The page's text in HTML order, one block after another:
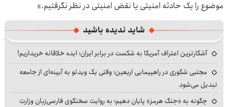
موضوع را یک حادثه امنیتی یا نقض امنیتی در نظر نگرفتیم.»
شاید ندیده باشید
آشکارترین اعتراف آمریکا به شکست در برابر ایران؛ ایده خلاقانه خریداریم!
مجتبی شکوری در راهپیمایی اربعین؛ وقتی یک ویدئو به آیینه‌ای از جامعه
تبدیل می‌شود
چگونه به «جنگ هرمز» پایان دهیم؛ به روایت سخنگوی فارسی‌زبان وزارت